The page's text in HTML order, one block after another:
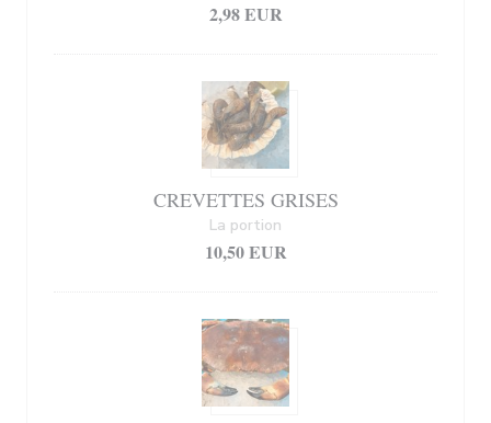
2,98 EUR
CREVETTES GRISES
10,50 EUR
La portion